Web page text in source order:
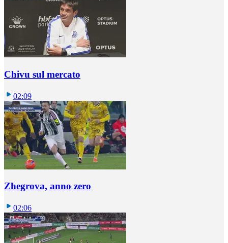
Chivu sul mercato
02:09
Zhegrova, anno zero
02:06